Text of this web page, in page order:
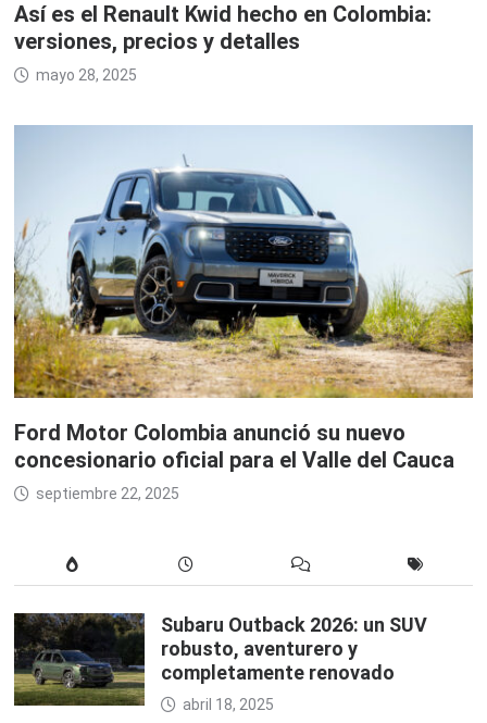
Así es el Renault Kwid hecho en Colombia:
versiones, precios y detalles
mayo 28, 2025
Ford Motor Colombia anunció su nuevo
concesionario oficial para el Valle del Cauca
septiembre 22, 2025
Subaru Outback 2026: un SUV
robusto, aventurero y
completamente renovado
abril 18, 2025